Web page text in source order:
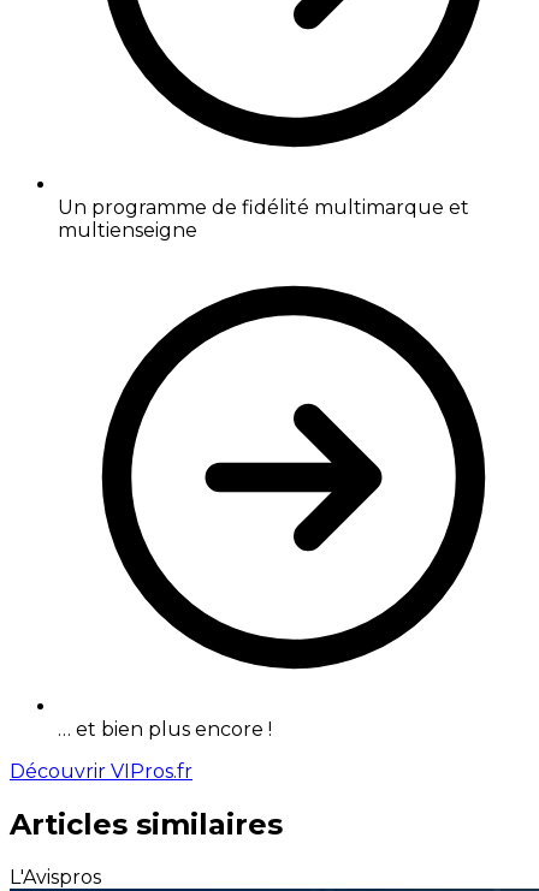
Un programme de fidélité multimarque et
multienseigne
… et bien plus encore !
Découvrir VIPros.fr
Articles similaires
L'Avispros